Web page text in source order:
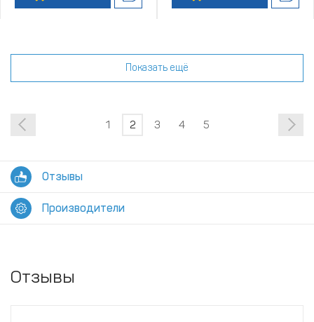
Показать ещё
1 2 3 4 5
Отзывы
Производители
Отзывы